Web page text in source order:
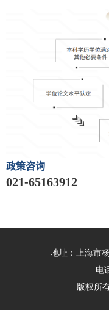
政策咨询
021-65163912
地址：上海市
电
版权所